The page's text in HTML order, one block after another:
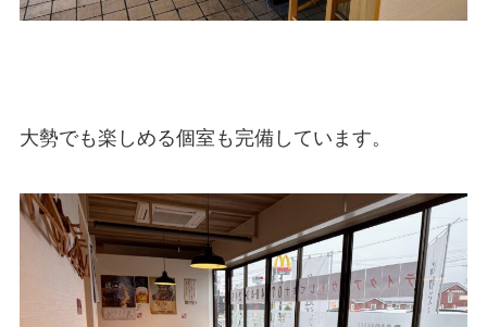
大勢でも楽しめる個室も完備しています。